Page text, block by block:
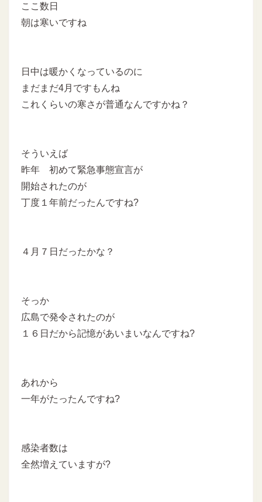
ここ数日
朝は寒いですね
日中は暖かくなっているのに
まだまだ4月ですもんね
これくらいの寒さが普通なんですかね？
そういえば
昨年 初めて緊急事態宣言が
開始されたのが
丁度１年前だったんですね?
４月７日だったかな？
そっか
広島で発令されたのが
１６日だから記憶があいまいなんですね?
あれから
一年がたったんですね?
感染者数は
全然増えていますが?